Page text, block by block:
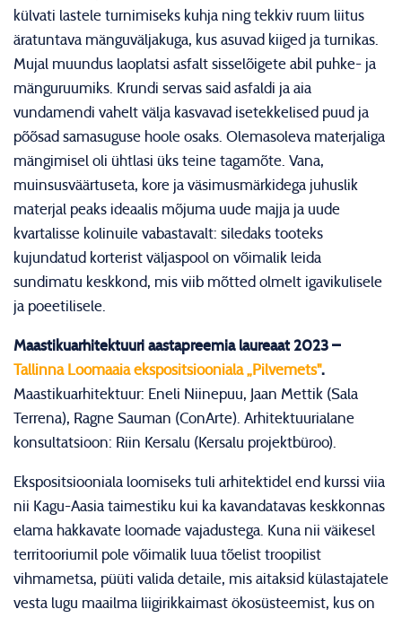
külvati lastele turnimiseks kuhja ning tekkiv ruum liitus
äratuntava mänguväljakuga, kus asuvad kiiged ja turnikas.
Mujal muundus laoplatsi asfalt sisselõigete abil puhke- ja
mänguruumiks. Krundi servas said asfaldi ja aia
vundamendi vahelt välja kasvavad isetekkelised puud ja
põõsad samasuguse hoole osaks. Olemasoleva materjaliga
mängimisel oli ühtlasi üks teine tagamõte. Vana,
muinsusväärtuseta, kore ja väsimusmärkidega juhuslik
materjal peaks ideaalis mõjuma uude majja ja uude
kvartalisse kolinuile vabastavalt: siledaks tooteks
kujundatud korterist väljaspool on võimalik leida
sundimatu keskkond, mis viib mõtted olmelt igavikulisele
ja poeetilisele.
Maastikuarhitektuuri aastapreemia laureaat 2023 –
Tallinna Loomaaia ekspositsiooniala „Pilvemets".
Maastikuarhitektuur: Eneli Niinepuu, Jaan Mettik (Sala
Terrena), Ragne Sauman (ConArte). Arhitektuurialane
konsultatsioon: Riin Kersalu (Kersalu projektbüroo).
Ekspositsiooniala loomiseks tuli arhitektidel end kurssi viia
nii Kagu-Aasia taimestiku kui ka kavandatavas keskkonnas
elama hakkavate loomade vajadustega. Kuna nii väikesel
territooriumil pole võimalik luua tõelist troopilist
vihmametsa, püüti valida detaile, mis aitaksid külastajatele
vesta lugu maailma liigirikkaimast ökosüsteemist, kus on